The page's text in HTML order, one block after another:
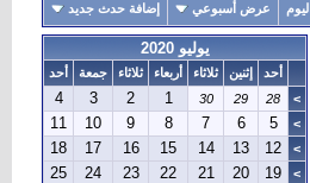
عرض أسبوعي إضافة حدث جديد
يوليو 2020
أحد إثنين ثلاثاء أربعاء ثلاثاء جمعة
أحد
>
28
29
30
1
2
3
4
>
5
6
7
8
9
10
11
>
12
13
14
15
16
17
18
>
19
20
21
22
23
24
25